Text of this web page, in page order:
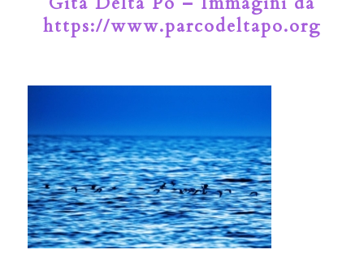
https://www.parcodeltapo.org